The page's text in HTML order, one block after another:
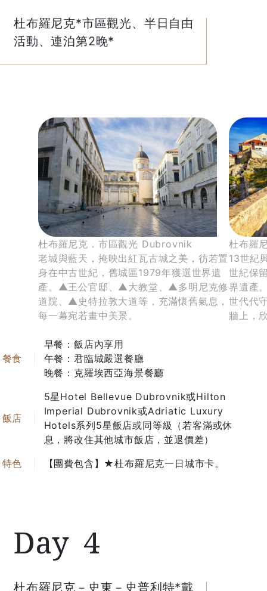
什麼樣的克羅埃西亞多國行程，比較
輕鬆？
市場上行程都有入住杜布羅尼克，要
如何看出差異？
亞德里亞海散落千座島嶼，為何不
「跳島」？
最適合造訪克斯的季節？
杜布羅尼克*市區觀光、半日自由
活動、連泊第2晚*
杜布羅尼克．市區觀光 Dubrovnik
老城與藍天，掩映出紅瓦古城之美，彷若置
身在中古世紀，舊城區1979年獲選世界遺
產。▲王公官邸、▲大教堂、▲多明尼克修
道院、▲史特拉敦大道等，充滿懷舊氣息，
每一幕宛若畫中美景。
杜布羅
13世紀
世紀保
界遺產
世代代
牆上，
早餐：飯店內享用
午餐：君臨城嚴選餐廳
晚餐：克羅埃西亞海景餐廳
5星Hotel Bellevue Dubrovnik或Hilton
Imperial Dubrovnik或Adriatic Luxury
Hotels系列5星飯店或同等級（若客滿或休
息，將改住其他城市飯店，並退價差）
【團費包含】★杜布羅尼克一日城市卡。
4
杜布羅尼克－史東－史普利特*戴